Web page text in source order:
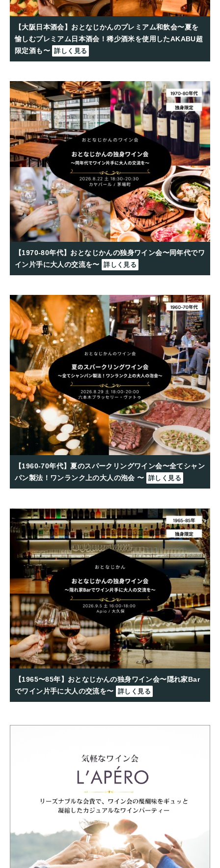
【大阪日本酒会】おとなじかんのプレミアム和飲会〜夏を
愉しむプレミアム日本酒会！稀少酒米を使用したAKABU超
限定酒も〜 詳しく見る
【1970-80年代】おとなじかんの独身ワイン会〜同年代でワ
イン片手に大人の交流を〜
詳しく見る
【1960-70年代】夏のスパークリングワイン会〜全てシャン
パン製法！ワンランク上の大人の泡会 〜 詳しく見る
【1965〜85年】おとなじかんの独身ワイン会〜隠れ家Bar
でワイン片手に大人の交流を〜 詳しく見る